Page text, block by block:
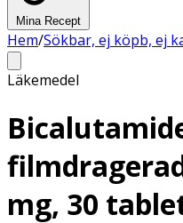
Mina Recept
Hem/Sökbar, ej köpb, ej
Läkemedel
mg, 30